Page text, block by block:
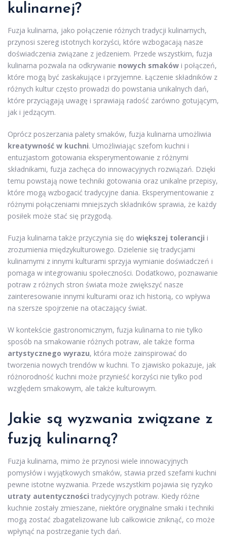
kulinarnej?
Fuzja kulinarna, jako połączenie różnych tradycji kulinarnych,
przynosi szereg istotnych korzyści, które wzbogacają nasze
doświadczenia związane z jedzeniem. Przede wszystkim, fuzja
kulinarna pozwala na odkrywanie nowych smaków i połączeń,
które mogą być zaskakujące i przyjemne. Łączenie składników z
różnych kultur często prowadzi do powstania unikalnych dań,
które przyciągają uwagę i sprawiają radość zarówno gotującym,
jak i jedzącym.
Oprócz poszerzania palety smaków, fuzja kulinarna umożliwia
kreatywność w kuchni. Umożliwiając szefom kuchni i
entuzjastom gotowania eksperymentowanie z różnymi
składnikami, fuzja zachęca do innowacyjnych rozwiązań. Dzięki
temu powstają nowe techniki gotowania oraz unikalne przepisy,
które mogą wzbogacić tradycyjne dania. Eksperymentowanie z
różnymi połączeniami mniejszych składników sprawia, że każdy
posiłek może stać się przygodą.
Fuzja kulinarna także przyczynia się do większej tolerancji i
zrozumienia międzykulturowego. Dzielenie się tradycjami
kulinarnymi z innymi kulturami sprzyja wymianie doświadczeń i
pomaga w integrowaniu społeczności. Dodatkowo, poznawanie
potraw z różnych stron świata może zwiększyć nasze
zainteresowanie innymi kulturami oraz ich historią, co wpływa
na szersze spojrzenie na otaczający świat.
W kontekście gastronomicznym, fuzja kulinarna to nie tylko
sposób na smakowanie różnych potraw, ale także forma
artystycznego wyrazu, która może zainspirować do
tworzenia nowych trendów w kuchni. To zjawisko pokazuje, jak
różnorodność kuchni może przynieść korzyści nie tylko pod
względem smakowym, ale także kulturowym.
Jakie są wyzwania związane z
fuzją kulinarną?
Fuzja kulinarna, mimo że przynosi wiele innowacyjnych
pomysłów i wyjątkowych smaków, stawia przed szefami kuchni
pewne istotne wyzwania. Przede wszystkim pojawia się ryzyko
utraty autentyczności tradycyjnych potraw. Kiedy różne
kuchnie zostały zmieszane, niektóre oryginalne smaki i techniki
mogą zostać zbagatelizowane lub całkowicie zniknąć, co może
wpłynąć na postrzeganie tych dań.